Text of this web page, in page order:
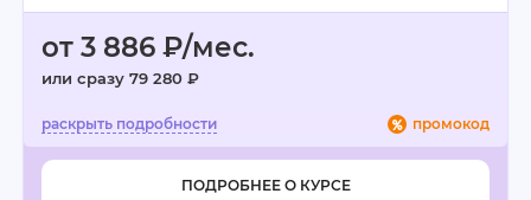
от 3 886 ₽/мес.
или сразу 79 280 ₽
промокод
ПОДРОБНЕЕ О КУРСЕ